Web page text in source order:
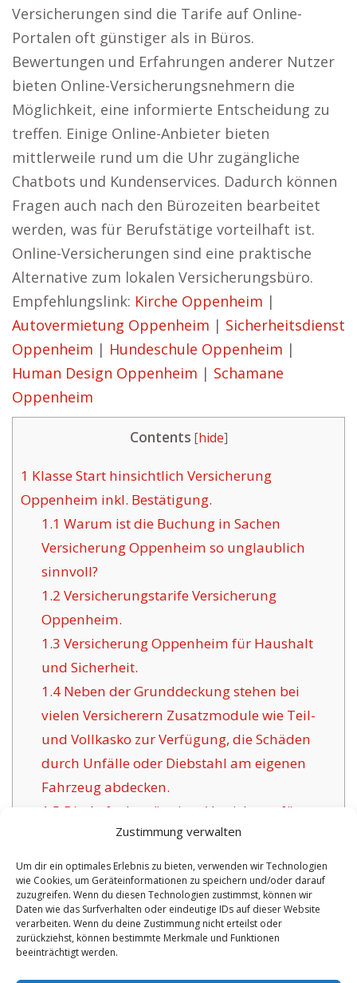
Zustimmung verwalten
Um dir ein optimales Erlebnis zu bieten, verwenden wir Technologien
wie Cookies, um Geräteinformationen zu speichern und/oder darauf
zuzugreifen. Wenn du diesen Technologien zustimmst, können wir
Daten wie das Surfverhalten oder eindeutige IDs auf dieser Website
verarbeiten. Wenn du deine Zustimmung nicht erteilst oder
zurückziehst, können bestimmte Merkmale und Funktionen
beeinträchtigt werden.
Versicherungen sind die Tarife auf Online-
Portalen oft günstiger als in Büros.
Bewertungen und Erfahrungen anderer Nutzer
bieten Online-Versicherungsnehmern die
Möglichkeit, eine informierte Entscheidung zu
treffen. Einige Online-Anbieter bieten
mittlerweile rund um die Uhr zugängliche
Chatbots und Kundenservices. Dadurch können
Fragen auch nach den Bürozeiten bearbeitet
werden, was für Berufstätige vorteilhaft ist.
Online-Versicherungen sind eine praktische
Alternative zum lokalen Versicherungsbüro.
Empfehlungslink: Kirche Oppenheim |
Autovermietung Oppenheim | Sicherheitsdienst
Oppenheim | Hundeschule Oppenheim |
Human Design Oppenheim | Schamane
Oppenheim
Contents [hide]
1 Klasse Start hinsichtlich Versicherung
Oppenheim inkl. Bestätigung.
1.1 Warum ist die Buchung in Sachen
Versicherung Oppenheim so unglaublich
sinnvoll?
1.2 Versicherungstarife Versicherung
Oppenheim.
1.3 Versicherung Oppenheim für Haushalt
und Sicherheit.
1.4Neben der Grunddeckung stehen bei
vielen Versicherern Zusatzmodule wie Teil-
und Vollkasko zur Verfügung, die Schäden
durch Unfälle oder Diebstahl am eigenen
Fahrzeug abdecken.
1.5 Die Aufgabe gängiger Versicherer für
Oppenheim:
1.6
Vorteile dieser Versicherung in
Oppenheim:
1.6.1Überschaubare Optionen inklusive
Betreuung:
No tags for this post.